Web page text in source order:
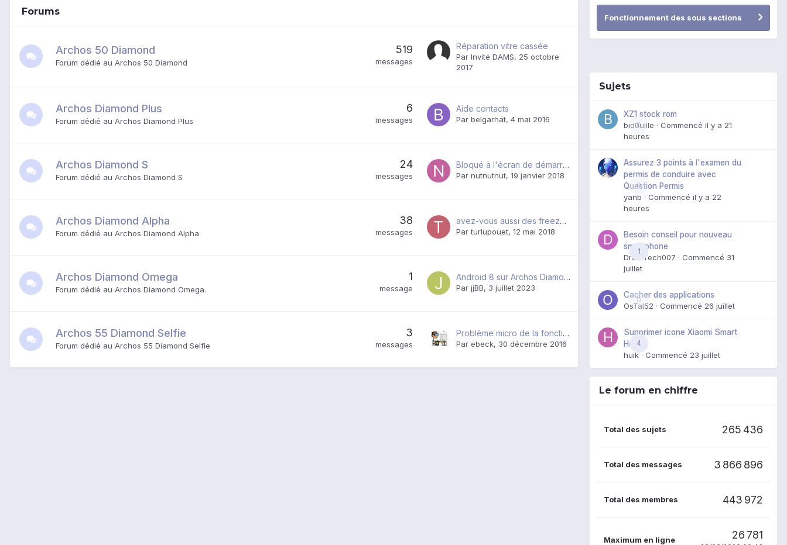
Forums
Archos 50 Diamond
Forum dédié au Archos 50 Diamond
519
messages
Réparation vitre cassée
Par Invité DAMS, 25 octobre
2017
Archos Diamond Plus
Forum dédié au Archos Diamond Plus
6
messages
Aide contacts
Par belgarhat, 4 mai 2016
Archos Diamond S
Forum dédié au Archos Diamond S
24
messages
Bloqué à l'écran de démarrage
Par nutnutnut, 19 janvier 2018
Archos Diamond Alpha
Forum dédié au Archos Diamond Alpha
38
messages
avez-vous aussi des freezes sur un écran qui a comme bouton l'APN ?
Parturlupouet, 12 mai 2018
Archos Diamond Omega
Forum dédié au Archos Diamond Omega.
1
message
Android 8 sur Archos Diamond Omega
Par jjBB, 3 juillet 2023
Archos 55 Diamond Selfie
Forum dédié au Archos 55 Diamond Selfie
3
messages
Problème micro de la fonction téléphone
Par ebeck, 30 décembre 2016
Fonctionnement des sous sections
Sujets
0
XZ1 stock rom
bid0uille · Commencé il y a 21
heures
0
Assurez 3 points à l'examen du
permis de conduire avec
Question Permis
yanb · Commencé il y a 22
heures
1
Besoin conseil pour nouveau
smartphone
DroidTech007 · Commencé 31
juillet
0
Cacher des applications
OsTal52 · Commencé 26 juillet
4
Supprimer icone Xiaomi Smart
Hub
huik · Commencé 23 juillet
Le forum en chiffre
Total des sujets 265 436
Total des messages 3 866 896
Total des membres 443 972
Maximum en ligne 26 781